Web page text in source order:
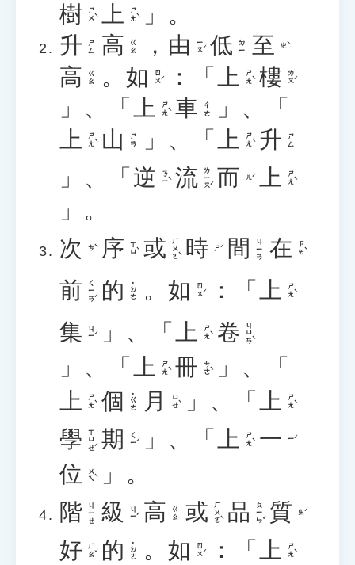
樹 ㄕㄨˋ 上 ㄕㄤˋ
」。
升 ㄕㄥ 高 ㄍㄠ ， 由 ㄧㄡˊ 低 ㄉㄧ 至 ㄓˋ
高 ㄍㄠ 。 如 ㄖㄨˊ ：「 上 ㄕㄤˋ 樓 ㄌㄡˊ
」、「 上 ㄕㄤˋ 車 ㄔㄜ
」、「
上 ㄕㄤˋ 山 ㄕㄢ 」、「 上 ㄕㄤˋ 升 ㄕㄥ
」、「 逆 ㄋㄧˋ 流 ㄌㄧㄡˊ 而 ㄦˊ 上 ㄕㄤˋ
」。
次
ㄘˋ 序 ㄒㄩˋ 或 ㄏㄨㄛˋ 時 ㄕˊ 間 ㄐㄧㄢ 在 ㄗㄞˋ
前 ㄑㄧㄢˊ 的 ˙ㄉㄜ 。 如 ㄖㄨˊ ：「 上 ㄕㄤˋ
集 ㄐㄧˊ 」、「 上 ㄕㄤˋ 卷 ㄐㄩㄢˋ
」、「 上 ㄕㄤˋ 冊 ㄘㄜˋ
」、「
上 ㄕㄤˋ 個 ˙ㄍㄜ 月 ㄩㄝˋ 」、「 上 ㄕㄤˋ
學 ㄒㄩㄝˊ 期 ㄑㄧˊ 」、「 上 ㄕㄤˋ 一 ㄧˊ
位 ㄨㄟˋ
」。
階 ㄐㄧㄝ 級 ㄐㄧˊ 高 ㄍㄠ 或 ㄏㄨㄛˋ 品 ㄆㄧㄣˇ 質 ㄓˊ
好 ㄏㄠˇ 的 ˙ㄉㄜ 。 如 ㄖㄨˊ ：「 上 ㄕㄤˋ